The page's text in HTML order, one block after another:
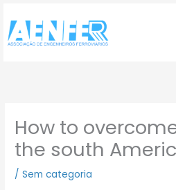
para
conteúdo
How to
the south
/Sem categoria